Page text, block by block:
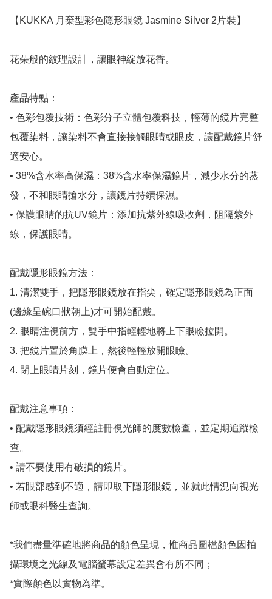
【KUKKA 月棄型彩色隱形眼鏡 Jasmine Silver 2片裝】
花朵般的紋理設計，讓眼神綻放花香。
產品特點：
• 色彩包覆技術：色彩分子立體包覆科技，輕薄的鏡片完整
包覆染料，讓染料不會直接接觸眼睛或眼皮，讓配戴鏡片舒
適安心。
• 38%含水率高保濕：38%含水率保濕鏡片，減少水分的蒸
發，不和眼睛搶水分，讓鏡片持續保濕。
• 保護眼睛的抗UV鏡片：添加抗紫外線吸收劑，阻隔紫外
線，保護眼睛。
配戴隱形眼鏡方法：
1. 清潔雙手，把隱形眼鏡放在指尖，確定隱形眼鏡為正面
(邊緣呈碗口狀朝上)才可開始配戴。
2. 眼睛注視前方，雙手中指輕輕地將上下眼瞼拉開。
3. 把鏡片置於角膜上，然後輕輕放開眼瞼。
4. 閉上眼睛片刻，鏡片便會自動定位。
配戴注意事項：
• 配戴隱形眼鏡須經註冊視光師的度數檢查，並定期追蹤檢
查。
• 請不要使用有破損的鏡片。
• 若眼部感到不適，請即取下隱形眼鏡，並就此情況向視光
師或眼科醫生查詢。
*我們盡量準確地將商品的顏色呈現，惟商品圖檔顏色因拍
攝環境之光線及電腦螢幕設定差異會有所不同；
*實際顏色以實物為準。